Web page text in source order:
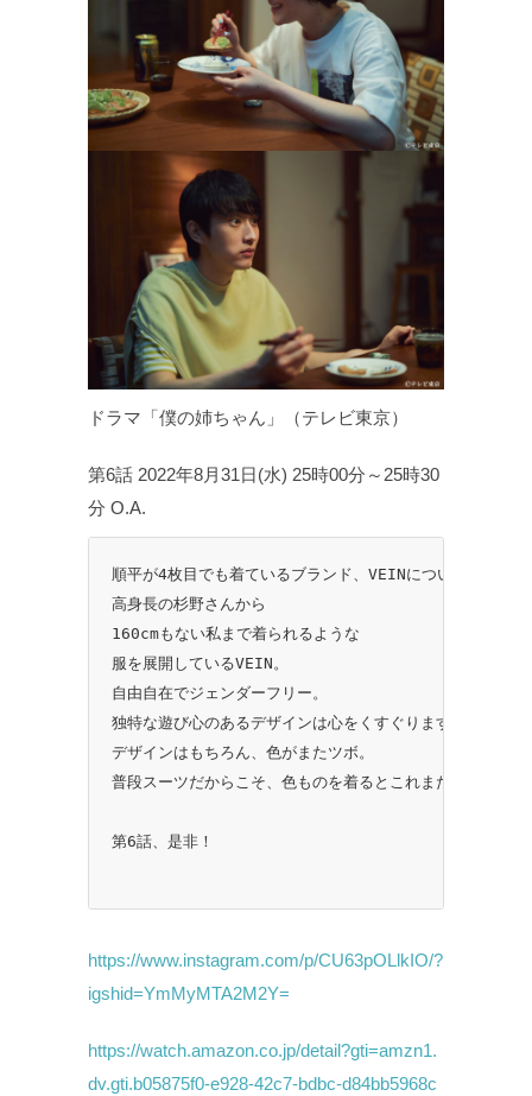
ドラマ「僕の姉ちゃん」（テレビ東京）
第6話 2022年8月31日(水) 25時00分～25時30
分 O.A.
順平が4枚目でも着ているブランド、VEINについて。
高身長の杉野さんから
160cmもない私まで着られるような
服を展開しているVEIN。
自由自在でジェンダーフリー。
独特な遊び心のあるデザインは心をくすぐります。
デザインはもちろん、色がまたツボ。
普段スーツだからこそ、色ものを着るとこれまた良い。。。
第6話、是非！
https://www.instagram.com/p/CU63pOLlkIO/?
igshid=YmMyMTA2M2Y=
https://watch.amazon.co.jp/detail?gti=amzn1.
dv.gti.b05875f0-e928-42c7-bdbc-d84bb5968c